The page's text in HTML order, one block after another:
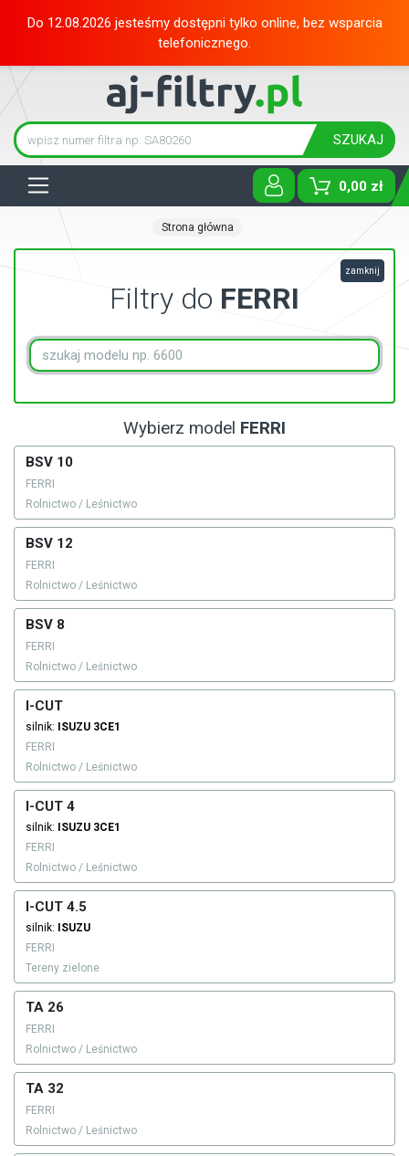
Do 12.08.2026 jesteśmy dostępni tylko online, bez wsparcia
telefonicznego.
SZUKAJ
0,00 zł
Strona główna
Filtry do FERRI
zamknij
Wybierz model FERRI
BSV 10
FERRI
Rolnictwo / Leśnictwo
BSV 12
FERRI
Rolnictwo / Leśnictwo
BSV 8
FERRI
Rolnictwo / Leśnictwo
I-CUT
silnik: ISUZU 3CE1
FERRI
Rolnictwo / Leśnictwo
I-CUT 4
silnik: ISUZU 3CE1
FERRI
Rolnictwo / Leśnictwo
I-CUT 4.5
silnik:
ISUZU
FERRI
Tereny zielone
TA 26
FERRI
Rolnictwo / Leśnictwo
TA 32
FERRI
Rolnictwo / Leśnictwo